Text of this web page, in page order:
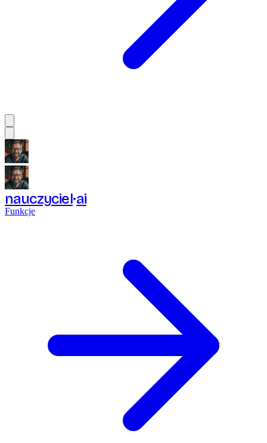
nauczyciel ai
Funkcje